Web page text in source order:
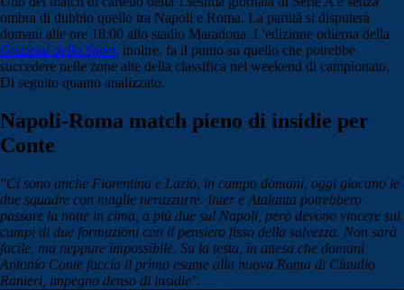
ombra di dubbio quello tra Napoli e Roma. La partità si disputerà
domani alle ore 18:00 allo stadio Maradona. L'edizione odierna della
Gazzetta dello Sport, inoltre, fa il punto su quello che potrebbe
succedere nelle zone alte della classifica nel weekend di campionato.
Di seguito quanto analizzato.
Napoli-Roma match pieno di insidie per
Conte
"Ci sono anche Fiorentina e Lazio, in campo domani, oggi giocano le
due squadre con maglie nerazzurre. Inter e Atalanta potrebbero
passare la notte in cima, a più due sul Napoli, però devono vincere sui
campi di due formazioni con il pensiero fisso della salvezza. Non sarà
facile, ma neppure impossibile. Su la testa, in attesa che domani
Antonio Conte faccia il primo esame alla nuova Roma di Claudio
Ranieri, impegno denso di insidie".